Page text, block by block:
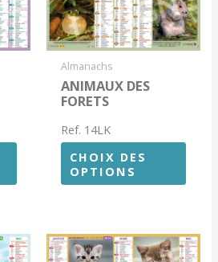
Almanachs
ANIMAUX DES
FORETS
Ref. 14LK
CHOIX DES
OPTIONS